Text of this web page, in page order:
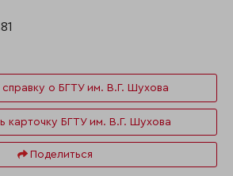
справку о БГТУ им. В.Г. Шухова
карточку БГТУ им. В.Г. Шухова
Поделиться